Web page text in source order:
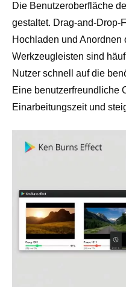
Die Benutzeroberfläche
gestaltet. Drag-and-Drop-
Hochladen und Anordnen
Werkzeugleisten sind
Nutzer schnell auf die
Eine benutzerfreundliche
Einarbeitungszeit und